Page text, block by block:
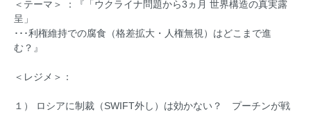
＜テーマ＞ ：『「ウクライナ問題から3ヵ月 世界構造の真実露
呈」
･･･利権維持での腐食（格差拡大・人権無視）はどこまで進
む？』
＜レジメ＞：
１） ロシアに制裁（SWIFT外し）は効かない？ プーチンが戦